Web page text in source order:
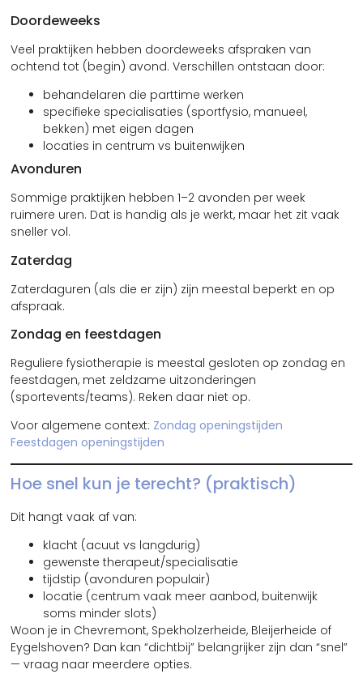
Doordeweeks
Veel praktijken hebben doordeweeks afspraken van
ochtend tot (begin) avond. Verschillen ontstaan door:
behandelaren die parttime werken
specifieke specialisaties (sportfysio, manueel,
bekken) met eigen dagen
locaties in centrum vs buitenwijken
Avonduren
Sommige praktijken hebben 1–2 avonden per week
ruimere uren. Dat is handig als je werkt, maar het zit vaak
sneller vol.
Zaterdag
Zaterdaguren (als die er zijn) zijn meestal beperkt en op
afspraak.
Zondag en feestdagen
Reguliere fysiotherapie is meestal gesloten op zondag en
feestdagen, met zeldzame uitzonderingen
(sportevents/teams). Reken daar niet op.
Voor algemene context: Zondag openingstijden
Feestdagen openingstijden
Hoe snel kun je terecht? (praktisch)
Dit hangt vaak af van:
klacht (acuut vs langdurig)
gewenste therapeut/specialisatie
tijdstip (avonduren populair)
locatie (centrum vaak meer aanbod, buitenwijk
soms minder slots)
Woon je in Chevremont, Spekholzerheide, Bleijerheide of
Eygelshoven? Dan kan “dichtbij” belangrijker zijn dan “snel”
— vraag naar meerdere opties.